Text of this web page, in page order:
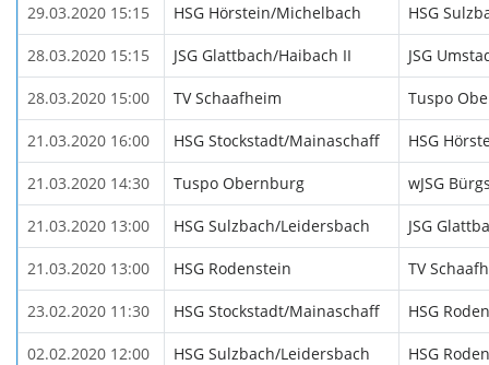
29.03.2020 15:15 HSG Hörstein/Michelbach HSG
28.03.2020 15:15 JSG Glattbach/Haibach II JSG
28.03.2020 15:00 TV Schaafheim Tuspo
21.03.2020 16:00 HSG Stockstadt/Mainaschaff HSG
21.03.2020 14:30 Tuspo Obernburg wJSG
21.03.2020 13:00 HSG Sulzbach/Leidersbach JSG
21.03.2020 13:00 HSG Rodenstein TV
23.02.2020 11:30 HSG Stockstadt/Mainaschaff HSG
02.02.2020 12:00 HSG Sulzbach/Leidersbach HSG